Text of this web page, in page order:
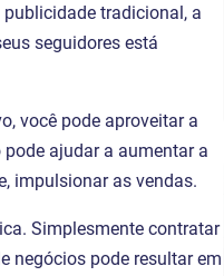
tradicional, a
seguidores está
você pode aproveitar a
ajudar a aumentar a
impulsionar as vendas.
Simplesmente contratar
negócios pode resultar em